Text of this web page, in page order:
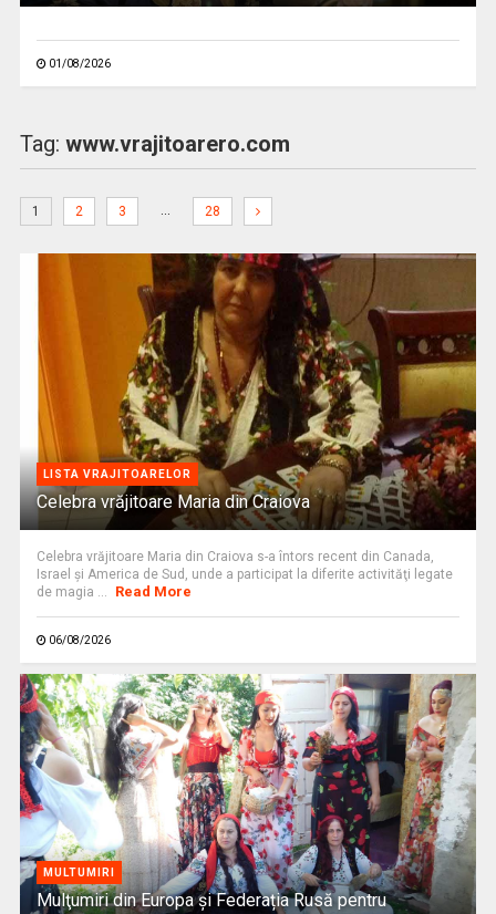
01/08/2026
Tag: www.vrajitoarero.com
1 2 3 … 28
LISTA VRAJITOARELOR
Celebra vrăjitoare Maria din Craiova
Celebra vrăjitoare Maria din Craiova s-a întors recent din Canada,
Israel şi America de Sud, unde a participat la diferite activităţi legate
de magia ...
Read More
06/08/2026
MULTUMIRI
Mulţumiri din Europa și Federația Rusă pentru